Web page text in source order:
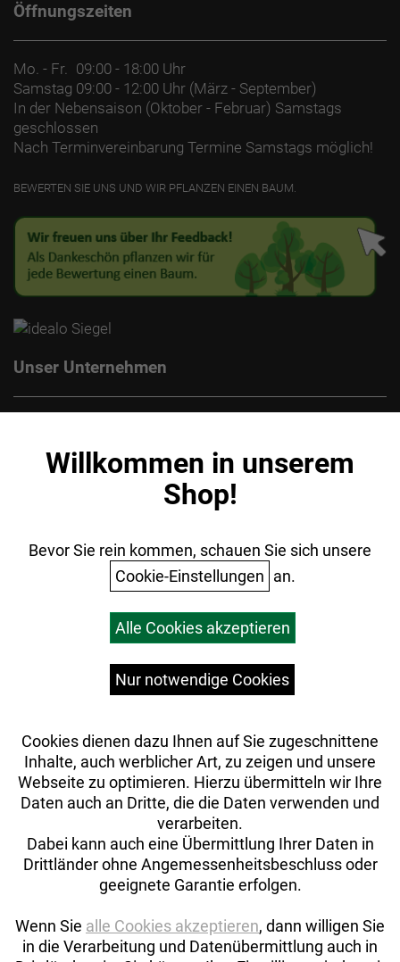
Öffnungszeiten
Mo. - Fr. 09:00 - 18:00 Uhr
Samstag 09:00 - 12:00 Uhr (März - September)
In der Nebensaison (Oktober - Februar) Samstags
geschlossen
Nach Terminvereinbarung Termine Samstags möglich!
BEWERTEN SIE UNS UND WIR PFLANZEN EINEN BAUM.
Unser Unternehmen
Datenschutz
Ihr Einkauf
Versandkosten
Willkommen in unserem
Shop!
Bevor Sie rein kommen, schauen Sie sich unsere
Cookie-Einstellungen an.
Alle Cookies akzeptieren
Nur notwendige Cookies
Cookies dienen dazu Ihnen auf Sie zugeschnittene
Inhalte, auch werblicher Art, zu zeigen und unsere
Webseite zu optimieren. Hierzu übermitteln wir Ihre
Daten auch an Dritte, die die Daten verwenden und
verarbeiten.
Dabei kann auch eine Übermittlung Ihrer Daten in
Drittländer ohne Angemessenheitsbeschluss oder
geeignete Garantie erfolgen.
Wenn Sie alle Cookies akzeptieren, dann willigen Sie
in die Verarbeitung und Datenübermittlung auch in